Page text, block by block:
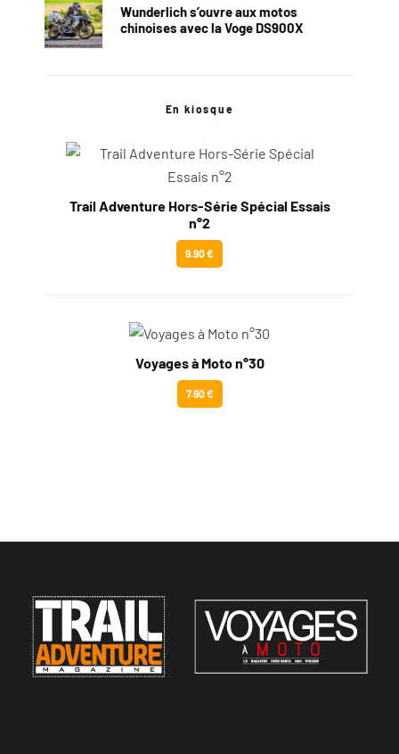
Wunderlich s’ouvre aux motos
chinoises avec la Voge DS900X
En kiosque
Trail Adventure Hors-Série Spécial Essais
n°2
9.90 €
Voyages à Moto n°30
7.90 €